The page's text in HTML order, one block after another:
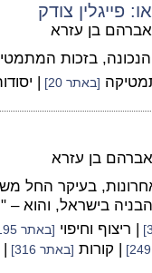
פייגלין צודק
בן עזרא
הנכונה, בזכות
[באתר 20] |
בן עזרא
בעיקר החל
בישראל, והוא –
| ריצוף וחיפוי [באתר 195]
| קורות [באתר 316] |